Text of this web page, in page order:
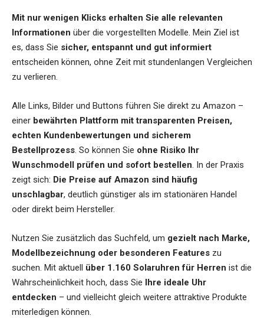
Mit nur wenigen Klicks erhalten Sie alle relevanten
Informationen über die vorgestellten Modelle. Mein Ziel ist
es, dass Sie sicher, entspannt und gut informiert
entscheiden können, ohne Zeit mit stundenlangen Vergleichen
zu verlieren.
Alle Links, Bilder und Buttons führen Sie direkt zu Amazon –
einer bewährten Plattform mit transparenten Preisen,
echten Kundenbewertungen und sicherem
Bestellprozess. So können Sie ohne Risiko Ihr
Wunschmodell prüfen und sofort bestellen. In der Praxis
zeigt sich: Die Preise auf Amazon sind häufig
unschlagbar, deutlich günstiger als im stationären Handel
oder direkt beim Hersteller.
Nutzen Sie zusätzlich das Suchfeld, um gezielt nach Marke,
Modellbezeichnung oder besonderen Features zu
suchen. Mit aktuell über 1.160 Solaruhren für Herren ist die
Wahrscheinlichkeit hoch, dass Sie Ihre ideale Uhr
entdecken – und vielleicht gleich weitere attraktive Produkte
miterledigen können.